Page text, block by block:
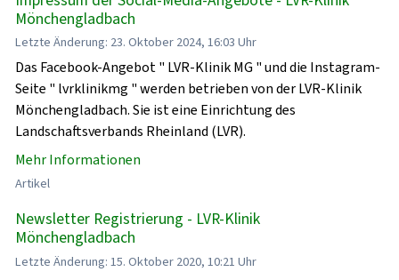
Mönchengladbach
Letzte Änderung: 23. Oktober 2024, 16:03 Uhr
Das Facebook-Angebot " LVR-Klinik MG " und die Instagram-
Seite " lvrklinikmg " werden betrieben von der LVR-Klinik
Mönchengladbach. Sie ist eine Einrichtung des
Landschaftsverbands Rheinland (LVR).
Mehr Informationen
Artikel
Newsletter Registrierung - LVR-Klinik
Mönchengladbach
Letzte Änderung: 15. Oktober 2020, 10:21 Uhr